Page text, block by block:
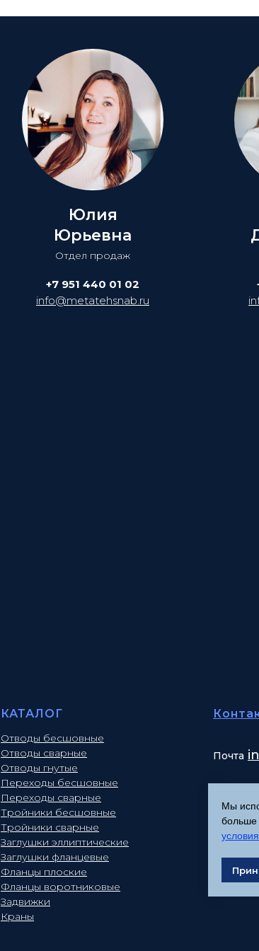
Юлия
Юрьевна
Отдел продаж
+7 951 440 01 02
info@metatehsnab.ru
КАТАЛОГ
Отводы бесшовные
Отводы сварные
Отводы гнутые
Переходы бесшовные
Переходы сварные
Тройники бесшовные
Тройники сварные
Заглушки эллиптические
Заглушки фланцевые
Фланцы плоские
Фланцы воротниковые
Задвижки
Краны
Почта
Мы
больше